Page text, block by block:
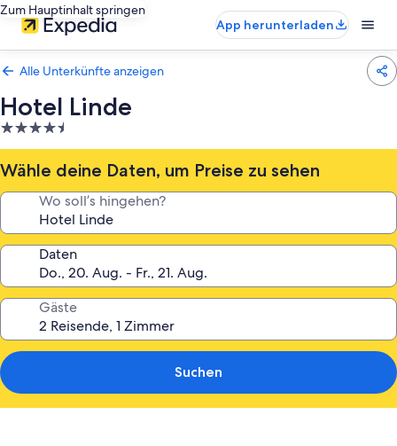
Zum Hauptinhalt springen
App herunterladen
Alle Unterkünfte anzeigen
Hotel Linde
4.5-
Sterne-
Unterkunft
Wähle deine Daten, um Preise zu sehen
Wo soll’s hingehen?
Daten
Gäste
Suchen